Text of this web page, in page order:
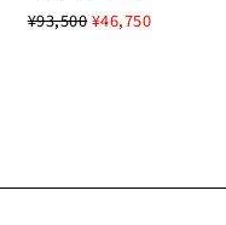
¥93,500¥46,750